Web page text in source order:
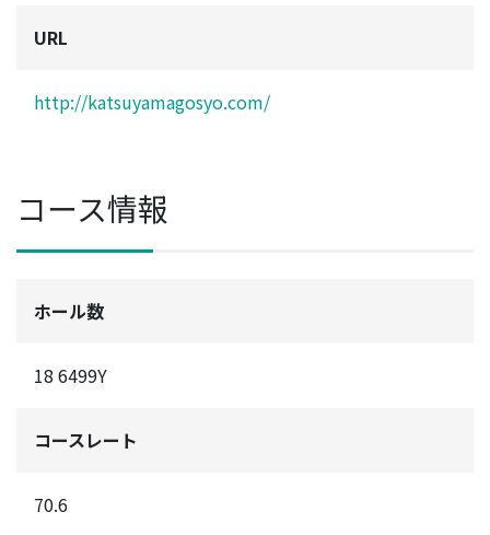
URL
http://katsuyamagosyo.com/
コース情報
ホール数
18 6499Y
コースレート
70.6